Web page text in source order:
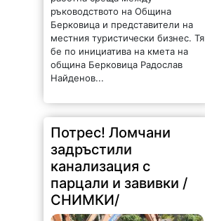
ръководството на Община
Берковица и представители на
местния туристически бизнес. Тя
бе по инициатива на кмета на
община Берковица Радослав
Найденов...
Потрес! Ломчани
задръстили
канализация с
парцали и завивки /
СНИМКИ/